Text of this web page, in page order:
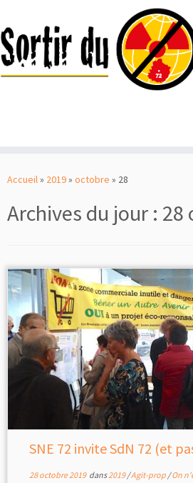
auAccueil» 2019» octobre » 28
Archives du jour : 28
SNE 72 invite SdN 72 (et
28 octobre 2019dans2019/Agit-prop /On